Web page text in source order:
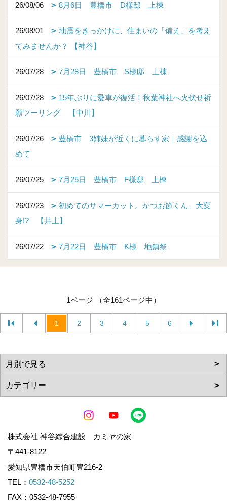
26/08/06 8月6日 豊橋市 D様邸 上棟
26/08/01
地震をきっかけに、住まいの「備え」を考え
てみませんか？ 【神谷】
26/07/28 7月28日 豊橋市 S様邸 上棟
26/07/28
15年ぶりに愛車が復活！秋葉神社へ火伏せ祈
願ツーリング 【中川】
26/07/26
豊橋市 3姉妹が近くに暮らす家｜感謝を込
めて
26/07/25 7月25日 豊橋市 F様邸 上棟
26/07/23
初めてのサマーカット。かつお節くん、大変
身!? 【井上】
26/07/22 7月22日 豊橋市 K様 地鎮祭
1ページ （全161ページ中）
1 2 3 4 5 6
株式会社 神谷綜合建設 カミヤの家
〒441-8122
愛知県豊橋市天伯町豊216-2
TEL： 0532-48-5252
FAX：0532-48-7955